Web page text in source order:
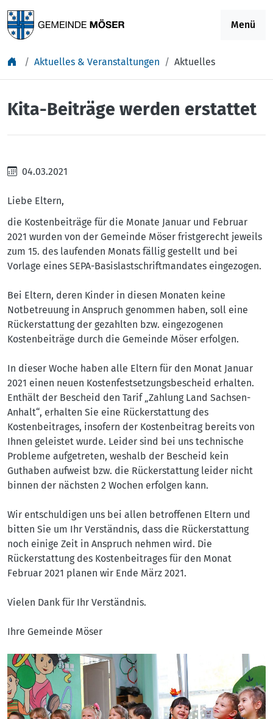
Menü
Aktuelles & Veranstaltungen Aktuelles
Kita-Beiträge werden erstattet
04.03.2021
Liebe Eltern,
die Kostenbeiträge für die Monate Januar und Februar
2021 wurden von der Gemeinde Möser fristgerecht jeweils
zum 15. des laufenden Monats fällig gestellt und bei
Vorlage eines SEPA-Basislastschriftmandates eingezogen.
Bei Eltern, deren Kinder in diesen Monaten keine
Notbetreuung in Anspruch genommen haben, soll eine
Rückerstattung der gezahlten bzw. eingezogenen
Kostenbeiträge durch die Gemeinde Möser erfolgen.
In dieser Woche haben alle Eltern für den Monat Januar
2021 einen neuen Kostenfestsetzungsbescheid erhalten.
Enthält der Bescheid den Tarif „Zahlung Land Sachsen-
Anhalt“, erhalten Sie eine Rückerstattung des
Kostenbeitrages, insofern der Kostenbeitrag bereits von
Ihnen geleistet wurde. Leider sind bei uns technische
Probleme aufgetreten, weshalb der Bescheid kein
Guthaben aufweist bzw. die Rückerstattung leider nicht
binnen der nächsten 2 Wochen erfolgen kann.
Wir entschuldigen uns bei allen betroffenen Eltern und
bitten Sie um Ihr Verständnis, dass die Rückerstattung
noch einige Zeit in Anspruch nehmen wird. Die
Rückerstattung des Kostenbeitrages für den Monat
Februar 2021 planen wir Ende März 2021.
Vielen Dank für Ihr Verständnis.
Ihre Gemeinde Möser